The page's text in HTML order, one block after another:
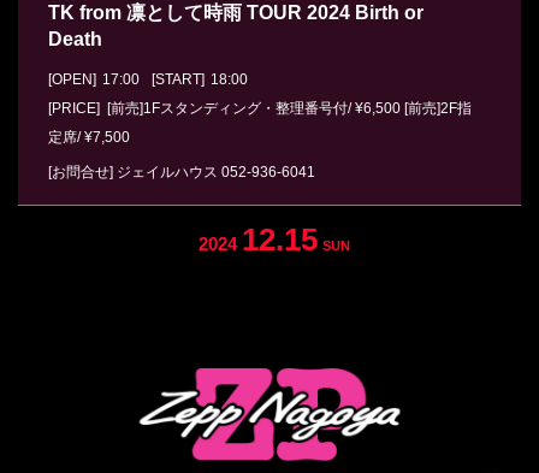
TK from 凛として時雨 TOUR 2024 Birth or
Death
[OPEN] 17:00 [START] 18:00
[PRICE] [前売]1Fスタンディング・整理番号付/ ¥6,500 [前売]2F指
定席/ ¥7,500
[お問合せ] ジェイルハウス 052-936-6041
2024 12.15 SUN